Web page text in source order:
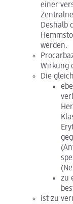
einer
Deshalb
werden.
Wirkung
Die
zu
ist zu